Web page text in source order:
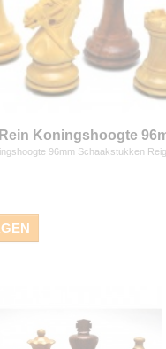
Koningshoogte
96mm Schaakstukken